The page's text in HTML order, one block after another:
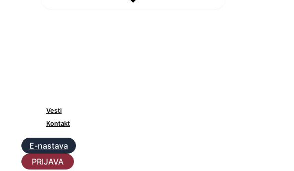
Vesti
Kontakt
E-nastava
PRIJAVA